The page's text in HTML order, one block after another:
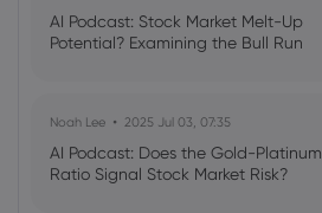
AI Podcast: Stock Market Melt-Up
Potential? Examining the Bull Run
Noah Lee 2025 Jul 03, 07:35
AI Podcast: Does the Gold-Platinum
Ratio Signal Stock Market Risk?